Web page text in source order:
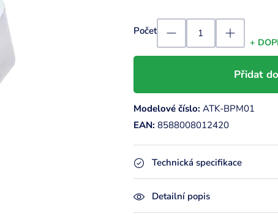
Počet
+
Přidat
Modelové číslo: ATK-BPM01
EAN: 8588008012420
Technická specifikace
Detailní popis